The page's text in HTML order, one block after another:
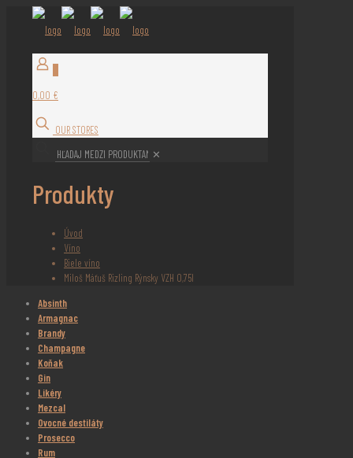
0,00 €
OUR STORES
✕
Produkty
Úvod
Víno
Biele víno
Miloš Máťuš Rizling Rýnsky VZH 0,75l
Absinth
Armagnac
Brandy
Champagne
Koňak
Gin
Likéry
Mezcal
Ovocné destiláty
Prosecco
Rum